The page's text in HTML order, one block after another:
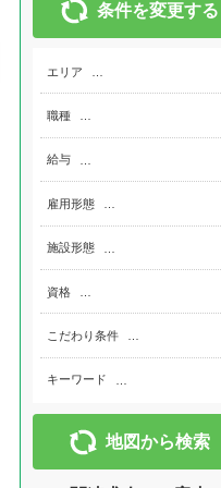
条件を変更する
エリア
職種
給与
雇用形態
施設形態
資格
こだわり条件
キーワード
地図から検索